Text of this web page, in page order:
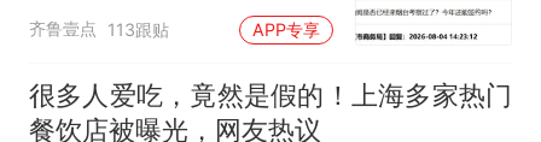
齐鲁壹点 113跟贴 APP专享
很多人爱吃，竟然是假的！上海多家热门
餐饮店被曝光，网友热议